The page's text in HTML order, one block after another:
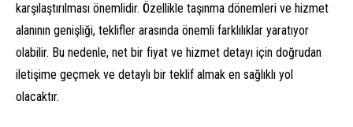
karşılaştırılması önemlidir. Özellikle taşınma dönemleri ve hizmet
alanının genişliği, teklifler arasında önemli farklılıklar yaratıyor
olabilir. Bu nedenle, net bir fiyat ve hizmet detayı için doğrudan
iletişime geçmek ve detaylı bir teklif almak en sağlıklı yol
olacaktır.